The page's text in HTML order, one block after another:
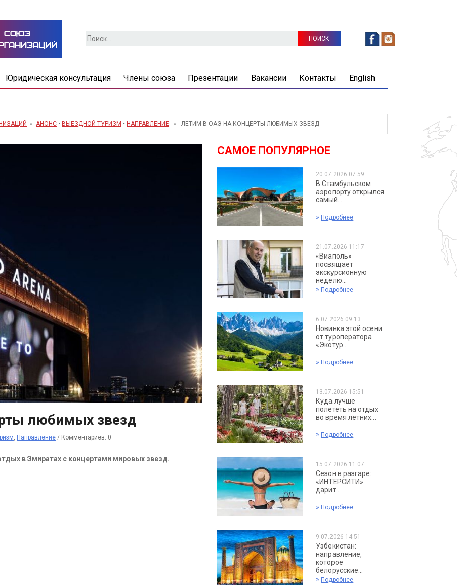
Найти:
Юридическая консультация Члены союза Презентации Вакансии Контакты English
» АНОНС • ВЫЕЗДНОЙ ТУРИЗМ • НАПРАВЛЕНИЕ » ЛЕТИМ В ОАЭ НА КОНЦЕРТЫ ЛЮБИМЫХ ЗВЕЗД
любимых звезд
, Направление / Комментариев: 0
в Эмиратах с концертами мировых звезд.
САМОЕ ПОПУЛЯРНОЕ
20.07.2026 07:59
В Стамбульском
аэропорту открылся
самый...
» Подробнее
21.07.2026 11:17
«Виаполь»
посвящает
экскурсионную
неделю...
» Подробнее
6.07.2026 09:13
Новинка этой осени
от туроператора
«Экотур...
» Подробнее
13.07.2026 15:51
Куда лучше
полететь на отдых
во время летних...
» Подробнее
15.07.2026 11:07
Сезон в разгаре:
«ИНТЕРСИТИ»
дарит...
» Подробнее
9.07.2026 14:51
Узбекистан:
направление,
которое
белорусские...
» Подробнее